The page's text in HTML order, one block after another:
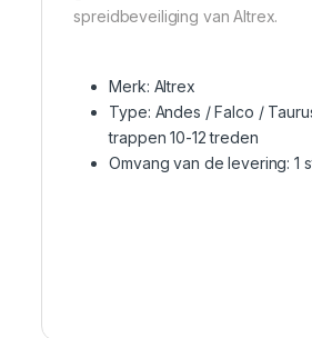
spreidbeveiliging van Altrex.
Merk: Altrex
Type: Andes / Falco /
trappen 10-12 treden
Omvang van de levering: 1